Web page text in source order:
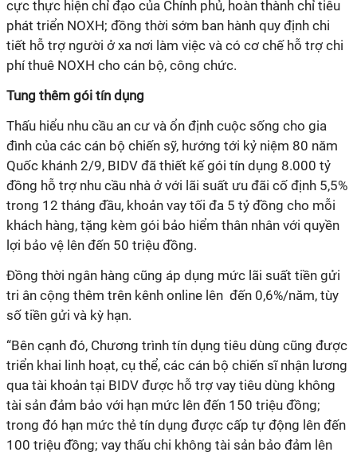
cực thực hiện chỉ đạo của Chính phủ, hoàn thành chỉ tiêu
phát triển NOXH; đồng thời sớm ban hành quy định chi
tiết hỗ trợ người ở xa nơi làm việc và có cơ chế hỗ trợ chi
phí thuê NOXH cho cán bộ, công chức.
Tung thêm gói tín dụng
Thấu hiểu nhu cầu an cư và ổn định cuộc sống cho gia
đình của các cán bộ chiến sỹ, hướng tới kỷ niệm 80 năm
Quốc khánh 2/9, BIDV đã thiết kế gói tín dụng 8.000 tỷ
đồng hỗ trợ nhu cầu nhà ở với lãi suất ưu đãi cố định 5,5%
trong 12 tháng đầu, khoản vay tối đa 5 tỷ đồng cho mỗi
khách hàng, tặng kèm gói bảo hiểm thân nhân với quyền
lợi bảo vệ lên đến 50 triệu đồng.
Đồng thời ngân hàng cũng áp dụng mức lãi suất tiền gửi
tri ân cộng thêm trên kênh online lên đến 0,6%/năm, tùy
số tiền gửi và kỳ hạn.
“Bên cạnh đó, Chương trình tín dụng tiêu dùng cũng được
triển khai linh hoạt, cụ thể, các cán bộ chiến sĩ nhận lương
qua tài khoản tại BIDV được hỗ trợ vay tiêu dùng không
tài sản đảm bảo với hạn mức lên đến 150 triệu đồng;
trong đó hạn mức thẻ tín dụng được cấp tự động lên đến
100 triệu đồng; vay thấu chi không tài sản bảo đảm lên